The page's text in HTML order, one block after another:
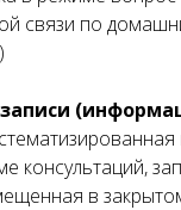
связи по
консультаций,
в